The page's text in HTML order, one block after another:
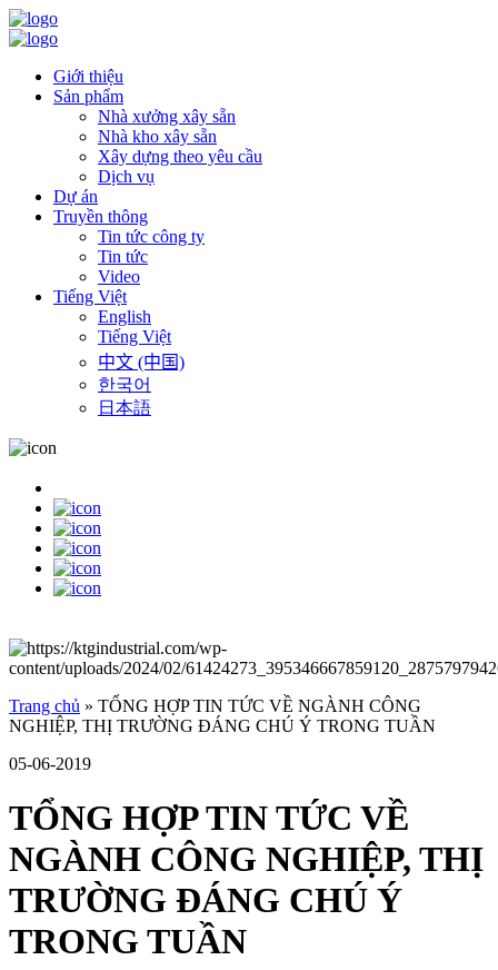
Giới thiệu
Sản phẩm
Nhà xưởng xây sẵn
Nhà kho xây sẵn
Xây dựng theo yêu cầu
Dịch vụ
Dự án
Truyền thông
Tin tức công ty
Tin tức
Video
Tiếng Việt
English
Tiếng Việt
中文 (中国)
한국어
日本語
Trang chủ » TỔNG HỢP TIN TỨC VỀ NGÀNH CÔNG
NGHIỆP, THỊ TRƯỜNG ĐÁNG CHÚ Ý TRONG TUẦN
05-06-2019
TỔNG HỢP TIN TỨC VỀ
NGÀNH CÔNG NGHIỆP, THỊ
TRƯỜNG ĐÁNG CHÚ Ý
TRONG TUẦN